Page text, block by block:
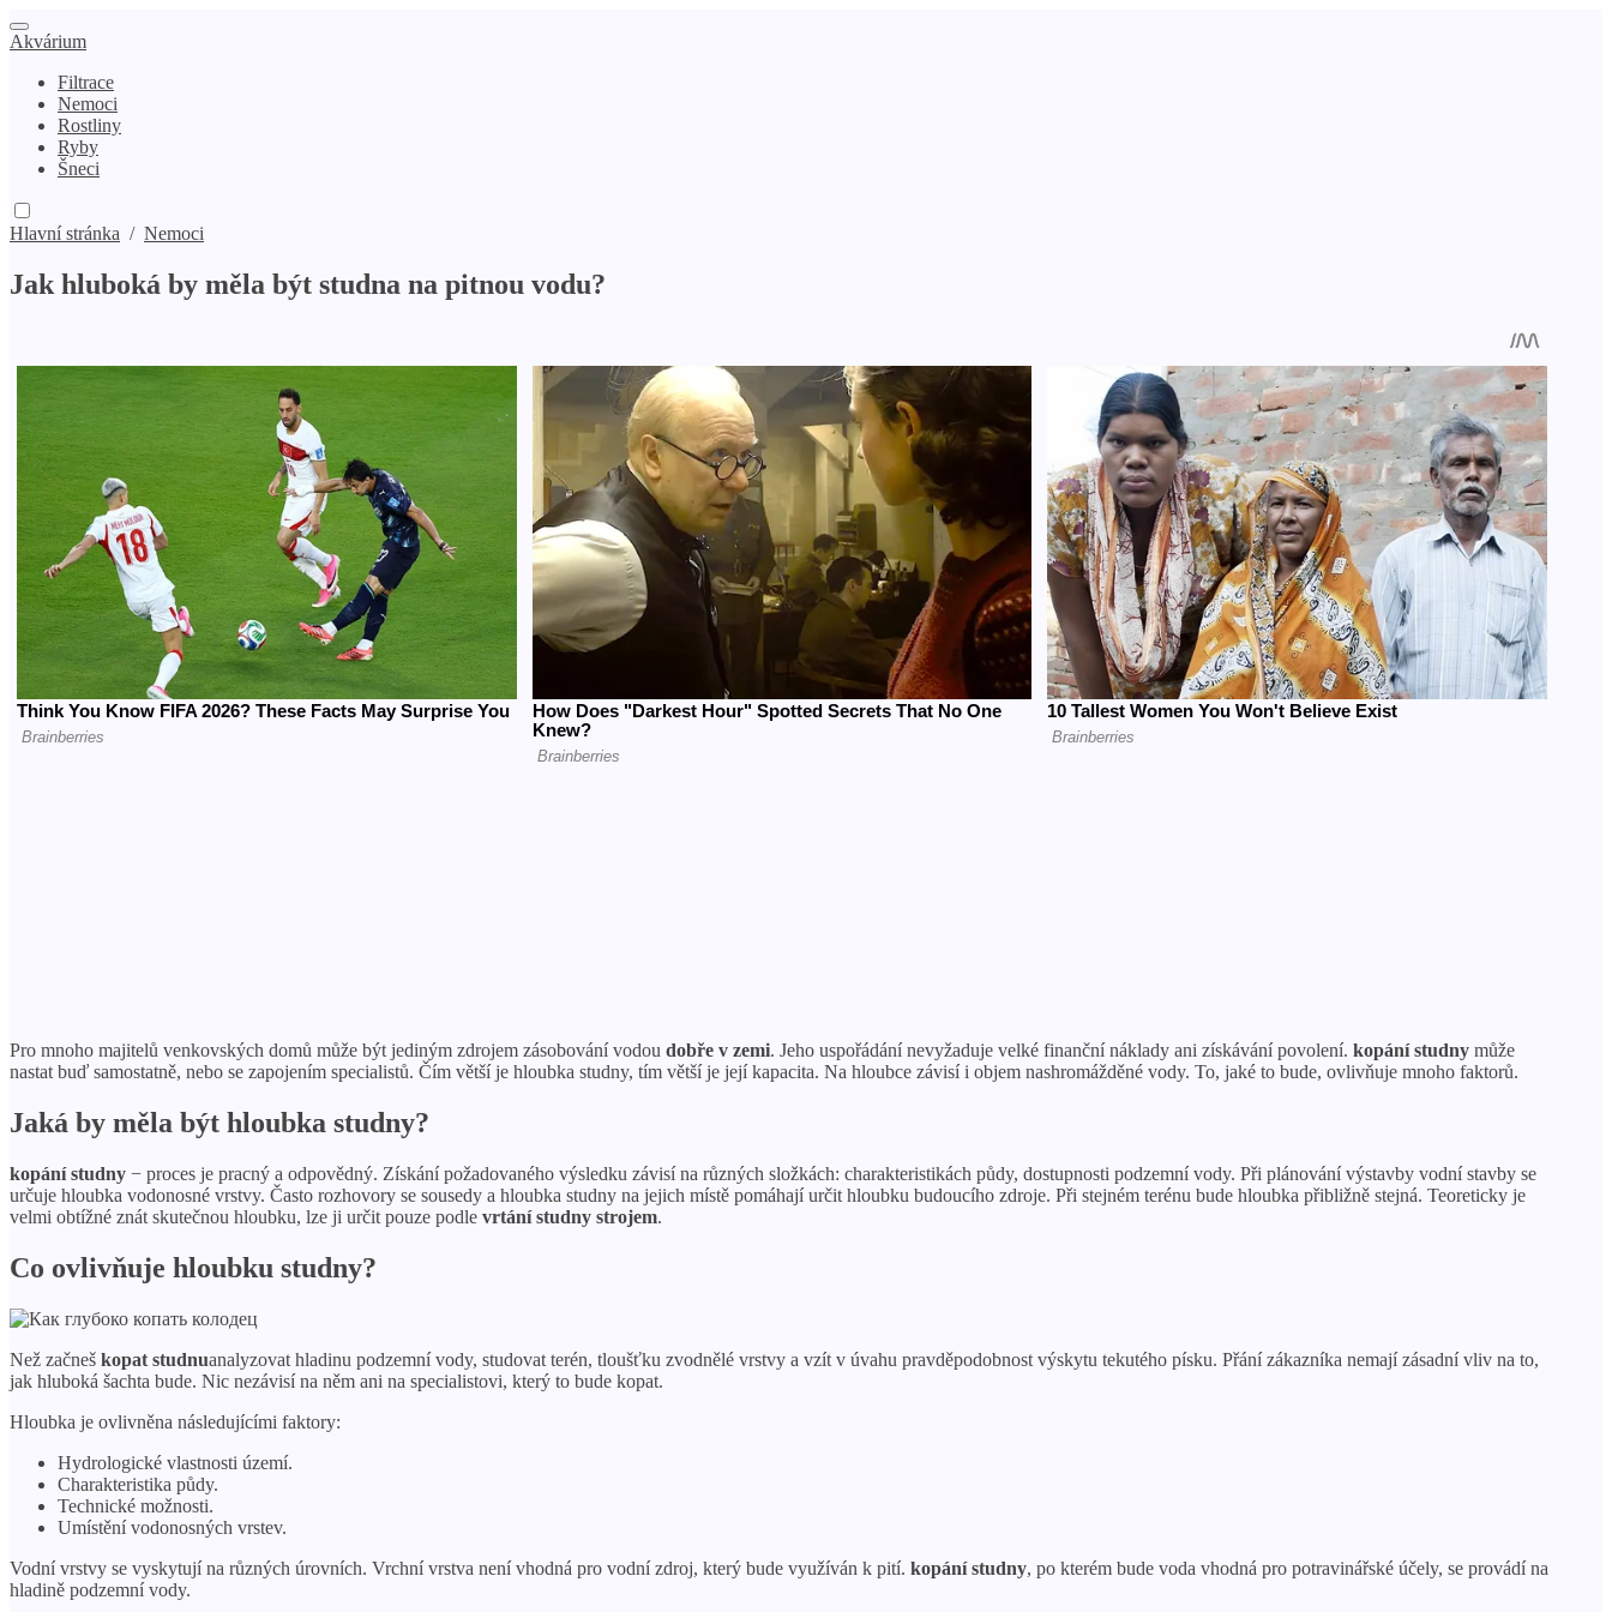
Akvárium
Filtrace
Nemoci
Rostliny
Ryby
Šneci
Hlavní stránka / Nemoci
Jak hluboká by měla být studna na pitnou vodu?
Pro mnoho majitelů venkovských domů může být jediným zdrojem zásobování vodou dobře v zemi. Jeho uspořádání nevyžaduje velké finanční náklady ani získávání povolení. kopání studny může
nastat buď samostatně, nebo se zapojením specialistů. Čím větší je hloubka studny, tím větší je její kapacita. Na hloubce závisí i objem nashromážděné vody. To, jaké to bude, ovlivňuje mnoho faktorů.
Jaká by měla být hloubka studny?
kopání studny − proces je pracný a odpovědný. Získání požadovaného výsledku závisí na různých složkách: charakteristikách půdy, dostupnosti podzemní vody. Při plánování výstavby vodní stavby se
určuje hloubka vodonosné vrstvy. Často rozhovory se sousedy a hloubka studny na jejich místě pomáhají určit hloubku budoucího zdroje. Při stejném terénu bude hloubka přibližně stejná. Teoreticky je
velmi obtížné znát skutečnou hloubku, lze ji určit pouze podle vrtání studny strojem.
Co ovlivňuje hloubku studny?
Než začneš kopat studnuanalyzovat hladinu podzemní vody, studovat terén, tloušťku zvodnělé vrstvy a vzít v úvahu pravděpodobnost výskytu tekutého písku. Přání zákazníka nemají zásadní vliv na to,
jak hluboká šachta bude. Nic nezávisí na něm ani na specialistovi, který to bude kopat.
Hloubka je ovlivněna následujícími faktory:
Hydrologické vlastnosti území.
Charakteristika půdy.
Technické možnosti.
Umístění vodonosných vrstev.
Vodní vrstvy se vyskytují na různých úrovních. Vrchní vrstva není vhodná pro vodní zdroj, který bude využíván k pití. kopání studny, po kterém bude voda vhodná pro potravinářské účely, se provádí na
hladině podzemní vody.